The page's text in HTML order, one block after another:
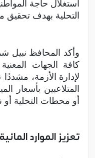
استغلال حاجة
التحلية بهدف
وأكد المحافظ
كافة الجهات
لإدارة الأزمة،
المتلاعبين بأسعار
أو محطات التحلية أو
تعزيز الموارد